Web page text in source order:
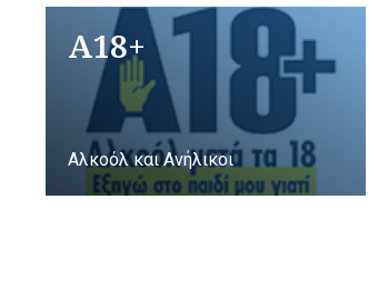
A18+
Αλκοόλ και Ανήλικοι